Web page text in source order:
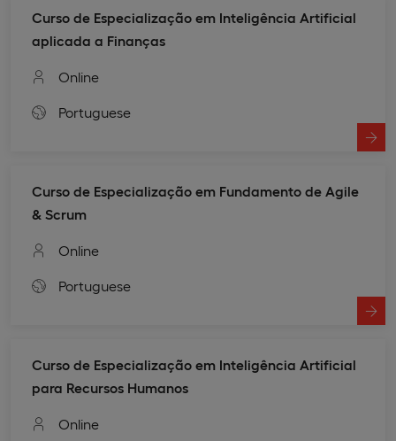
Curso de Especialização em Inteligência Artificial
aplicada a Finanças
Online
Portuguese
Curso de Especialização em Fundamento de Agile
& Scrum​
Online
Portuguese
Curso de Especialização em Inteligência Artificial
para Recursos Humanos
Online